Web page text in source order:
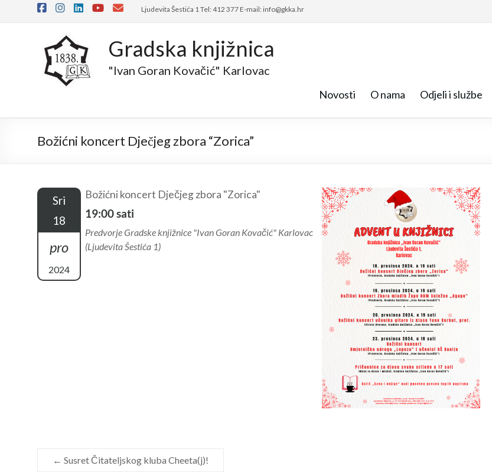
Ljudevita Šestića 1 Tel: 412 377 E-mail: info@gkka.hr
Gradska knjižnica
"Ivan Goran Kovačić" Karlovac
Novosti O nama Odjeli i službe
Božićni koncert Dječjeg zbora “Zorica”
Sri
18
pro
2024
Božićni koncert Dječjeg zbora "Zorica"
19:00 sati
Predvorje Gradske knjižnice "Ivan Goran Kovačić" Karlovac
(Ljudevita Šestića 1)
← Susret Čitateljskog kluba Cheeta(j)!